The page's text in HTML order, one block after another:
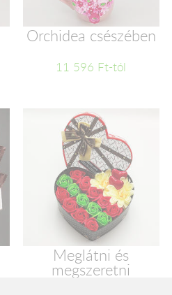
Orchidea csészében
11 596 Ft-tól
Meglátni és
megszeretni